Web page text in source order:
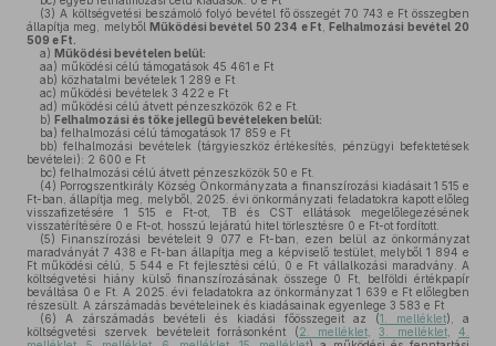
(3) A költségvetési beszámoló folyó bevétel fő összegét 70 743 e Ft összegben
állapítja meg, melybőlMűködési bevétel 50 234 e Ft ,Felhalmozási bevétel 20
509 e Ft.
a) Működési bevételen belül:
aa) működési célú támogatások 45 461 e Ft
ab) közhatalmi bevételek 1 289 e Ft
ac) működési bevételek 3 422 e Ft
ad) működési célú átvett pénzeszközök 62 e Ft.
b) Felhalmozási és tőke jellegű bevételeken belül:
ba) felhalmozási célú támogatások 17 859 e Ft
bb) felhalmozási bevételek (tárgyieszköz értékesítés, pénzügyi befektetések
bevételei): 2 600 e Ft
bc) felhalmozási célú átvett pénzeszközök 50 e Ft.
(4) Porrogszentkirály Község Önkormányzata a finanszírozási kiadásait 1 515 e
Ft-ban, állapítja meg, melyből, 2025. évi önkormányzati feladatokra kapott előleg
visszafizetésére 1 515 e Ft-ot, TB és CST ellátások megelőlegezésének
visszatérítésére 0 e Ft-ot, hosszú lejáratú hitel törlesztésre 0 e Ft-ot fordított.
(5) Finanszírozási bevételeit 9 077 e Ft-ban, ezen belül az önkormányzat
maradványát 7 438 e Ft-ban állapítja meg a képviselő testület, melyből 1 894 e
Ft működési célú, 5 544 e Ft fejlesztési célú, 0 e Ft vállalkozási maradvány. A
költségvetési hiány külső finanszírozásának összege 0 Ft, belföldi értékpapír
beváltása 0 e Ft. A 2025. évi feladatokra az önkormányzat 1 639 e Ft előlegben
részesült. A zárszámadás bevételeinek és kiadásainak egyenlege 3 583 e Ft
(6) A zárszámadás bevételi és kiadási főösszegeit az (1. melléklet), a
költségvetési szervek bevételeit forrásonként (2. melléklet,3. melléklet, 4.